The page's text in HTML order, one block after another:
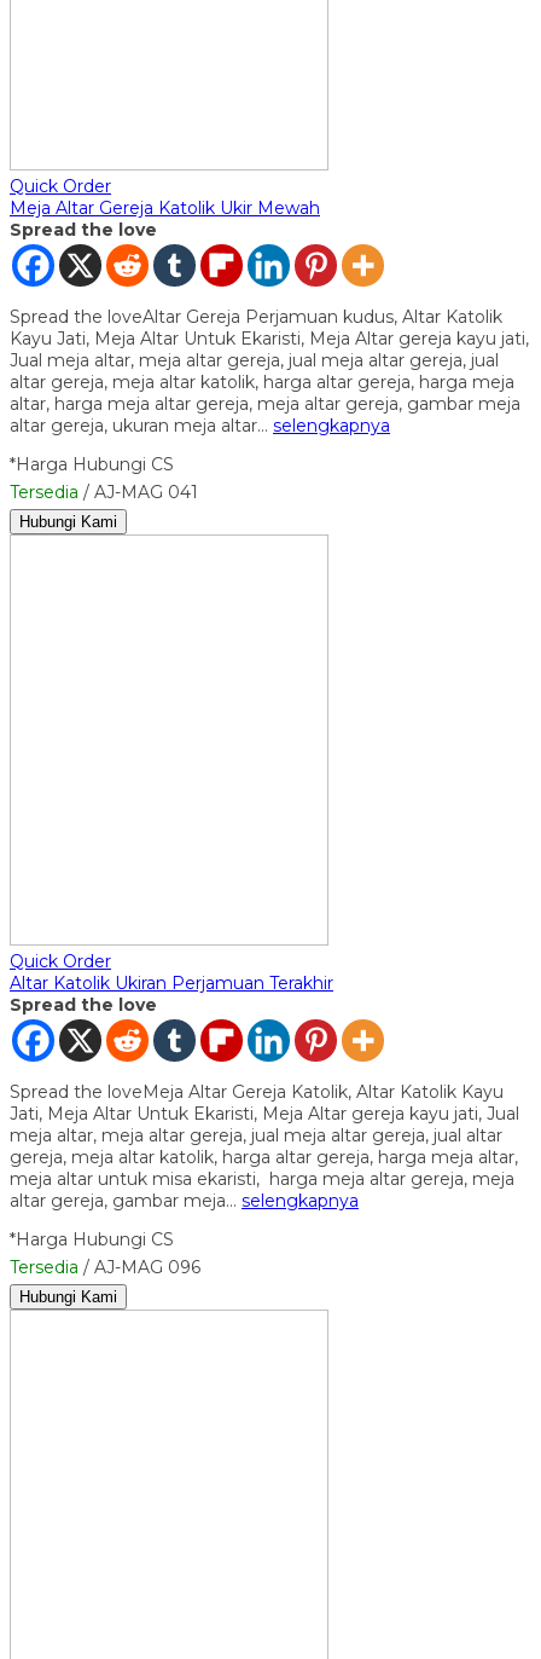
Quick Order
Meja Altar Gereja Katolik Ukir Mewah
Spread the love
Spread the loveAltar Gereja Perjamuan kudus, Altar Katolik
Kayu Jati, Meja Altar Untuk Ekaristi, Meja Altar gereja kayu jati,
Jual meja altar, meja altar gereja, jual meja altar gereja, jual
altar gereja, meja altar katolik, harga altar gereja, harga meja
altar, harga meja altar gereja, meja altar gereja, gambar meja
altar gereja, ukuran meja altar… selengkapnya
*Harga Hubungi CS
Tersedia / AJ-MAG 041
Hubungi Kami
Quick Order
Altar Katolik Ukiran Perjamuan Terakhir
Spread the love
Spread the loveMeja Altar Gereja Katolik, Altar Katolik Kayu
Jati, Meja Altar Untuk Ekaristi, Meja Altar gereja kayu jati, Jual
meja altar, meja altar gereja, jual meja altar gereja, jual altar
gereja, meja altar katolik, harga altar gereja, harga meja altar,
meja altar untuk misa ekaristi, harga meja altar gereja, meja
altar gereja, gambar meja… selengkapnya
*Harga Hubungi CS
Tersedia / AJ-MAG 096
Hubungi Kami